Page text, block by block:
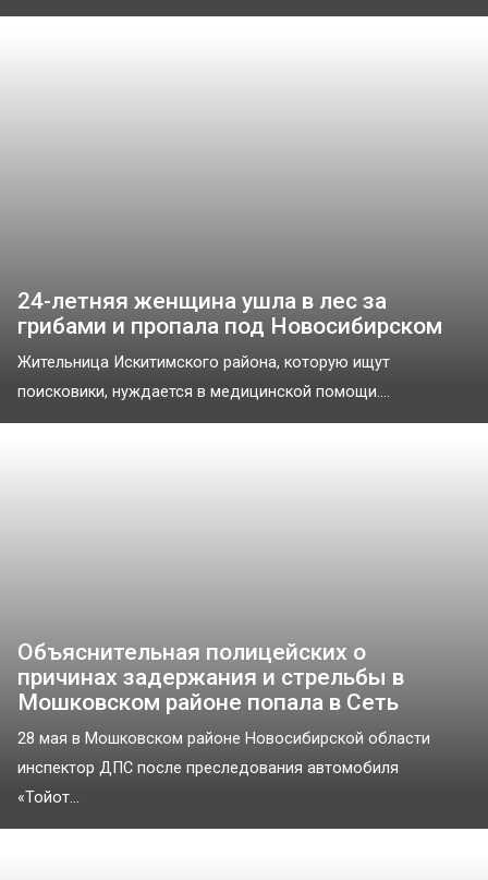
24-летняя женщина ушла в лес за
грибами и пропала под Новосибирском
Жительница Искитимского района, которую ищут
поисковики, нуждается в медицинской помощи....
Объяснительная полицейских о
причинах задержания и стрельбы в
Мошковском районе попала в Сеть
28 мая в Мошковском районе Новосибирской области
инспектор ДПС после преследования автомобиля
«Тойот...